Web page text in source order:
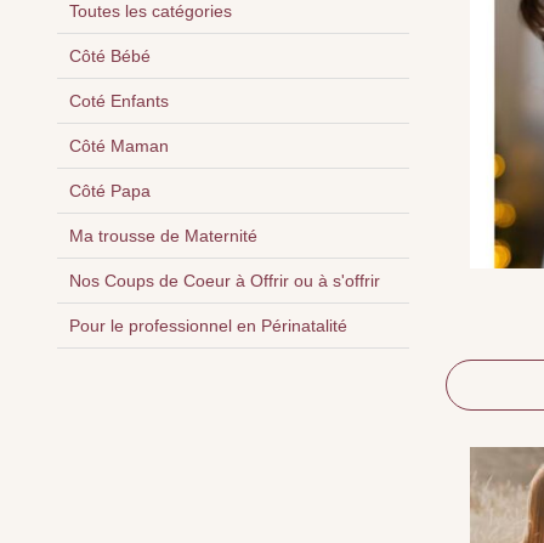
Toutes les catégories
Côté Bébé
Coté Enfants
Côté Maman
Côté Papa
Ma trousse de Maternité
Nos Coups de Coeur à Offrir ou à s'offrir
Pour le professionnel en Périnatalité